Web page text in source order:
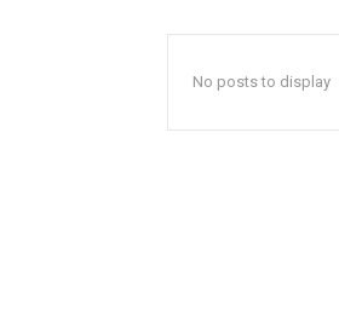
No posts to display